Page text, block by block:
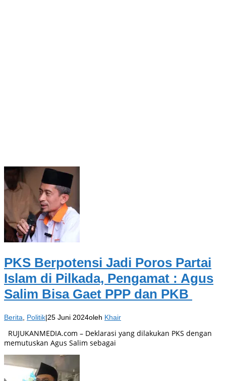
PKS Berpotensi Jadi Poros Partai
Islam di Pilkada, Pengamat : Agus
Salim Bisa Gaet PPP dan PKB
Berita Politik|25 Juni 2024oleh Khair
RUJUKANMEDIA.com – Deklarasi yang dilakukan PKS dengan
memutuskan Agus Salim sebagai